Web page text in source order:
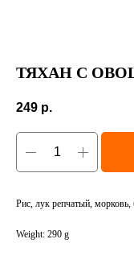
ТЯХАН С
249 р.
Рис, лук репчатый,
Weight: 290 g